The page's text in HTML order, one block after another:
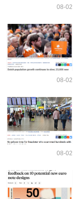
08-02
08-02
08-02